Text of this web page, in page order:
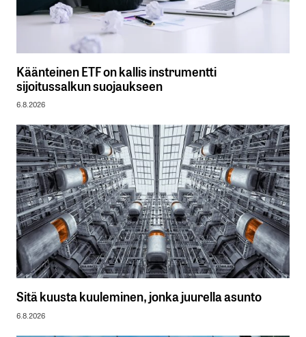
Käänteinen ETF on kallis instrumentti
sijoitussalkun suojaukseen
6.8.2026
Sitä kuusta kuuleminen, jonka juurella asunto
6.8.2026